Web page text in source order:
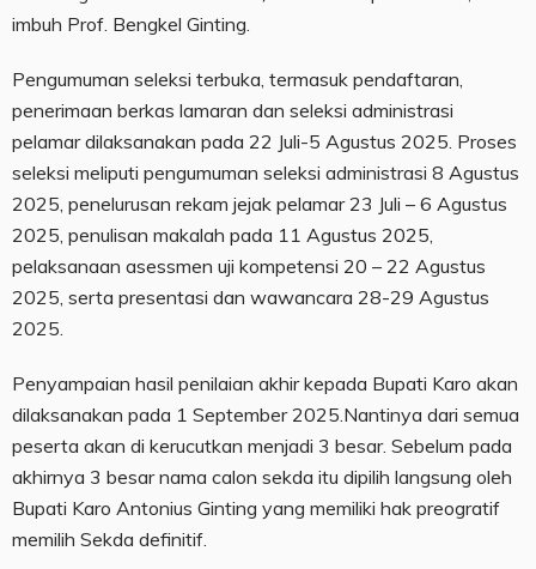
imbuh Prof. Bengkel Ginting.
Pengumuman seleksi terbuka, termasuk pendaftaran,
penerimaan berkas lamaran dan seleksi administrasi
pelamar dilaksanakan pada 22 Juli-5 Agustus 2025. Proses
seleksi meliputi pengumuman seleksi administrasi 8 Agustus
2025, penelurusan rekam jejak pelamar 23 Juli – 6 Agustus
2025, penulisan makalah pada 11 Agustus 2025,
pelaksanaan asessmen uji kompetensi 20 – 22 Agustus
2025, serta presentasi dan wawancara 28-29 Agustus
2025.
Penyampaian hasil penilaian akhir kepada Bupati Karo akan
dilaksanakan pada 1 September 2025.Nantinya dari semua
peserta akan di kerucutkan menjadi 3 besar. Sebelum pada
akhirnya 3 besar nama calon sekda itu dipilih langsung oleh
Bupati Karo Antonius Ginting yang memiliki hak preogratif
memilih Sekda definitif.